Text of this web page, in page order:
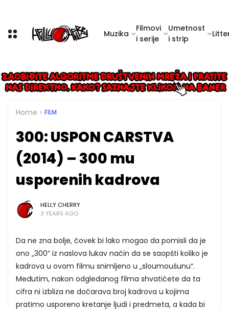
Muzika
Filmovi
i serije
Umetnost
i strip
Home FILM
300: USPON CARSTVA
(2014) – 300 mu
usporenih kadrova
HELLY CHERRY
3 YEARS AGO
Da ne zna bolje, čovek bi lako mogao da pomisli da je
ono „300“ iz naslova lukav način da se saopšti koliko je
kadrova u ovom filmu snimljeno u „sloumoušunu“.
Međutim, nakon odgledanog filma shvatićete da ta
cifra ni izbliza ne dočarava broj kadrova u kojima
pratimo usporeno kretanje ljudi i predmeta, a kada bi